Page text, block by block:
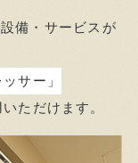
備・サービスが
サー」
ただけます。